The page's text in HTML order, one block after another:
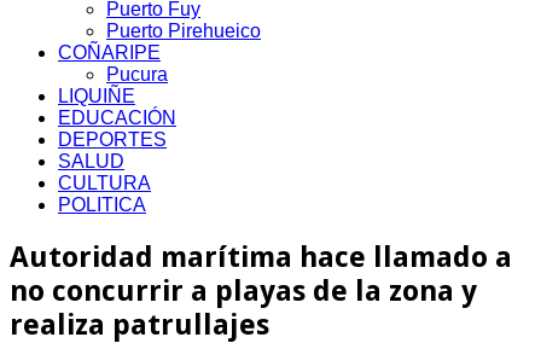
Puerto Fuy
Puerto Pirehueico
COÑARIPE
Pucura
LIQUIÑE
EDUCACIÓN
DEPORTES
SALUD
CULTURA
POLITICA
Autoridad marítima hace llamado a
no concurrir a playas de la zona y
realiza patrullajes